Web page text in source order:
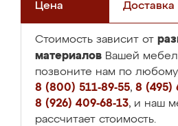
Цена Доставка
Стоимость зависит от
материалов Вашей
позвоните нам по
8 (800) 511-89-55, 8 (495)
8 (926) 409-68-13, и наш
рассчитает стоимость.